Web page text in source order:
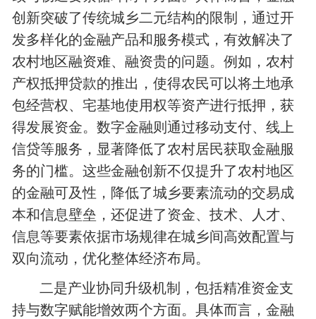
创新突破了传统城乡二元结构的限制，通过开
发多样化的金融产品和服务模式，有效解决了
农村地区融资难、融资贵的问题。例如，农村
产权抵押贷款的推出，使得农民可以将土地承
包经营权、宅基地使用权等资产进行抵押，获
得发展资金。数字金融则通过移动支付、线上
信贷等服务，显著降低了农村居民获取金融服
务的门槛。这些金融创新不仅提升了农村地区
的金融可及性，降低了城乡要素流动的交易成
本和信息壁垒，还促进了资金、技术、人才、
信息等要素依据市场规律在城乡间高效配置与
双向流动，优化整体经济布局。
二是产业协同升级机制，包括精准资金支
持与数字赋能增效两个方面。具体而言，金融